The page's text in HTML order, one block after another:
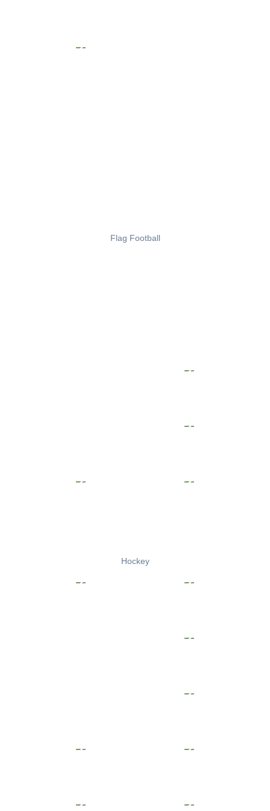
Flag Football
Hockey